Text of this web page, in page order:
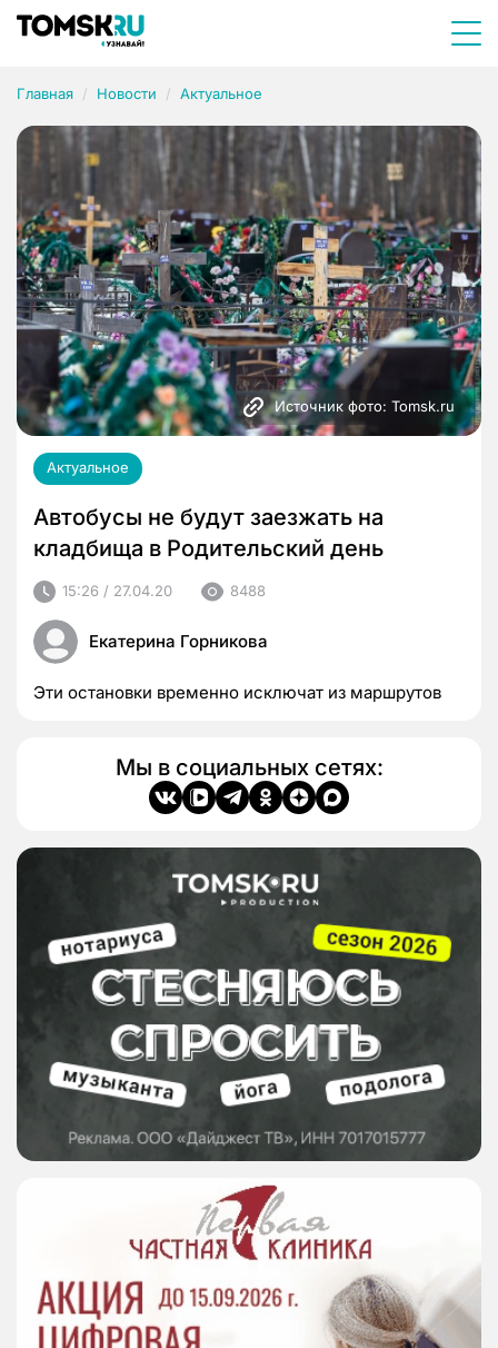
Главная Новости Актуальное
Источник фото: Tomsk.ru
Актуальное
Автобусы не будут заезжать на
кладбища в Родительский день
15:26 / 27.04.20 8488
Екатерина Горникова
Эти остановки временно исключат из маршрутов
Мы в социальных сетях: